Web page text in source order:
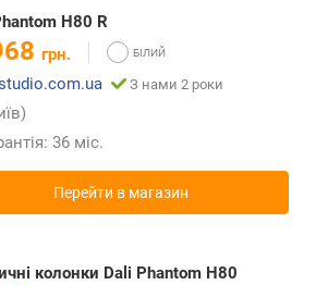
H80 R
грн.
З нами 2 роки
36 міс.
Перейти в магазин
колонки Dali Phantom H80